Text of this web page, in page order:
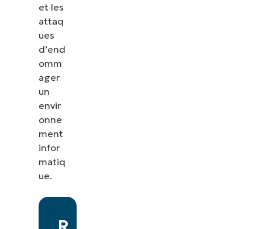
et les
attaq
ues
d’end
omm
ager
un
envir
onne
ment
infor
matiq
ue.